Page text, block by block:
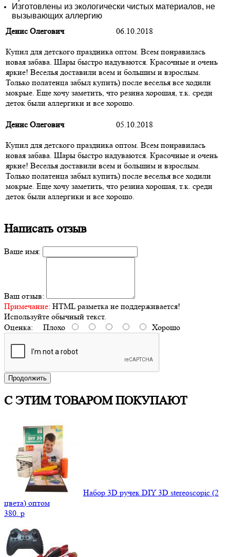
Изготовлены из экологически чистых материалов, не
вызывающих аллергию
Денис Олегович 06.10.2018
Купил для детского праздника оптом. Всем понравилась
новая забава. Шары быстро надуваются. Красочные и очень
яркие! Веселья доставили всем и большим и взрослым.
Только полатенца забыл купить) после веселья все ходили
мокрые. Еще хочу заметить, что резина хорошая, т.к. среди
деток были аллергики и все хорошо.
Денис Олегович 05.10.2018
Купил для детского праздника оптом. Всем понравилась
новая забава. Шары быстро надуваются. Красочные и очень
яркие! Веселья доставили всем и большим и взрослым.
Только полатенца забыл купить) после веселья все ходили
мокрые. Еще хочу заметить, что резина хорошая, т.к. среди
деток были аллергики и все хорошо.
Написать отзыв
Ваше имя:
Ваш отзыв:
Примечание: HTML разметка не поддерживается!
Используйте обычный текст.
Оценка: Плохо Хорошо
Продолжить
С ЭТИМ ТОВАРОМ ПОКУПАЮТ
Набор 3D ручек DIY 3D stereoscopic (2
цвета) оптом
380. p